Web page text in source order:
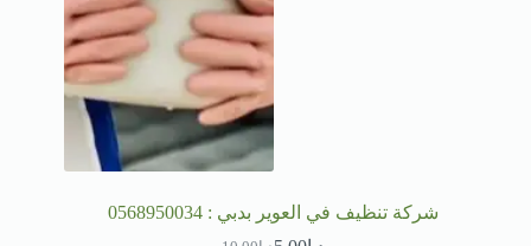
شركة تنظيف في العوير بدبي : 0568950034